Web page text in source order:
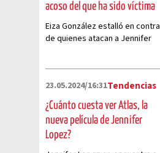
acoso del que ha sido víctima
Eiza González estalló en contra
de quienes atacan a Jennifer
23.05.2024/16:31Tendencias
¿Cuánto cuesta ver Atlas, la
nueva película de Jennifer
Lopez?